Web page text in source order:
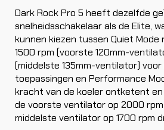
Dark Rock Pro 5 heeft dezelfde
snelheidsschakelaar als de Elite,
kunnen kiezen tussen Quiet
1500 rpm (voorste 120mm-
(middelste 135mm-ventilator) voor
toepassingen en Performance
kracht van de koeler ontketent
de voorste ventilator op 2000
middelste ventilator op 1700 rpm